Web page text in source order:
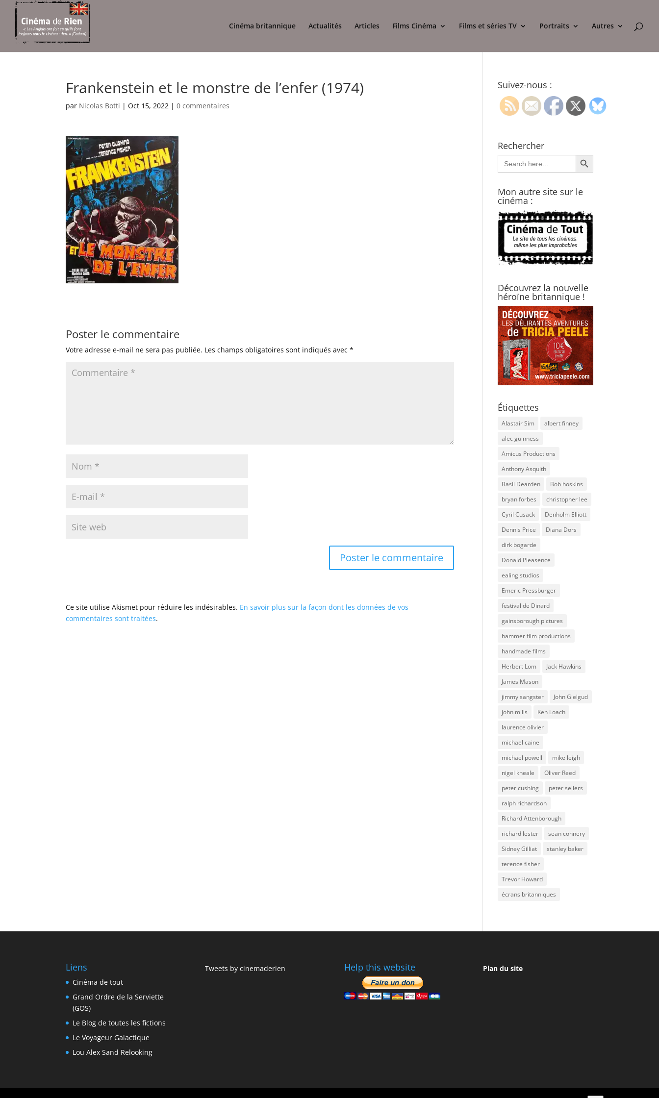
Cinéma britannique Actualités Articles Films Cinéma Films et séries TV Portraits Autres
Frankenstein et le monstre de l’enfer (1974)
par Nicolas Botti |Oct 15, 2022 |0 commentaires
Poster le commentaire
Votre adresse e-mail ne sera pas publiée. Les champs obligatoires sont indiqués avec*
Ce site utilise Akismet pour réduire les indésirables. En savoir plus sur la façon dont les données de vos
commentaires sont traitées.
Suivez-nous :
Rechercher
Search
for:
Search Button
Mon autre site sur le
cinéma :
Découvrez la nouvelle
héroïne britannique !
Étiquettes
Alastair Sim
albert finney
alec guinness
Amicus Productions
Anthony Asquith
Basil Dearden
Bob hoskins
bryan forbes
christopher lee
Cyril Cusack
Denholm Elliott
Dennis Price
Diana Dors
dirk bogarde
Donald Pleasence
ealing studios
Emeric Pressburger
festival de Dinard
gainsborough pictures
hammer film productions
handmade films
Herbert Lom
Jack Hawkins
James Mason
jimmy sangster
John Gielgud
john mills
Ken Loach
laurence olivier
michael caine
michael powell
mike leigh
nigel kneale
Oliver Reed
peter cushing
peter sellers
ralph richardson
Richard Attenborough
richard lester
sean connery
Sidney Gilliat
stanley baker
terence fisher
Trevor Howard
écrans britanniques
Liens
Cinéma de tout
Grand Ordre de la Serviette
(GOS)
Le Blog de toutes les fictions
Le Voyageur Galactique
Lou Alex Sand Relooking
Tweets by cinemaderien Help this website Plan du site